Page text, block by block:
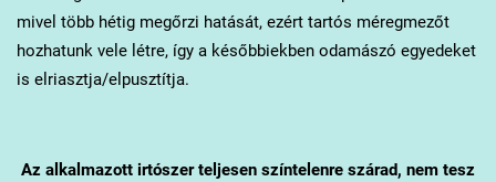
mivel több hétig megőrzi hatását, ezért tartós méregmezőt
hozhatunk vele létre, így a későbbiekben odamászó egyedeket
is elriasztja/elpusztítja.
Az alkalmazott irtószer teljesen színtelenre szárad, nem tesz